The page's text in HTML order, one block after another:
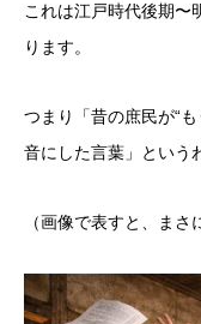
これは江戸時代後期〜
ります。
つまり「昔の庶民が“
音にした言葉」という
（画像で表すと、まさ